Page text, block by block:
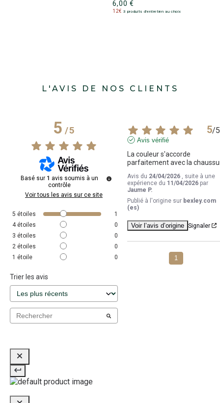
6,00 €
12€ 3 produits d'entretien au choix
L'AVIS DE NOS CLIENTS
5/5
Basé sur 1 avis soumis à un
contrôle
Voir tous les avis sur ce site
5 étoiles
1
4 étoiles
0
3 étoiles
0
2 étoiles
0
1 étoile 0
Trier les avis
5/5
Avis vérifié
La couleur s'accorde
parfaitement avec la
Avis du 24/04/2026 , suite à une
expérience du 11/04/2026 par
Jaume P.
Publié à l'origine sur bexley.com
(es)
Voir l’avis d’origine Signaler
1